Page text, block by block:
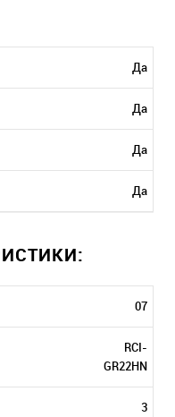
Да
Да
Да
Да
07
RCI-
GR22HN
3